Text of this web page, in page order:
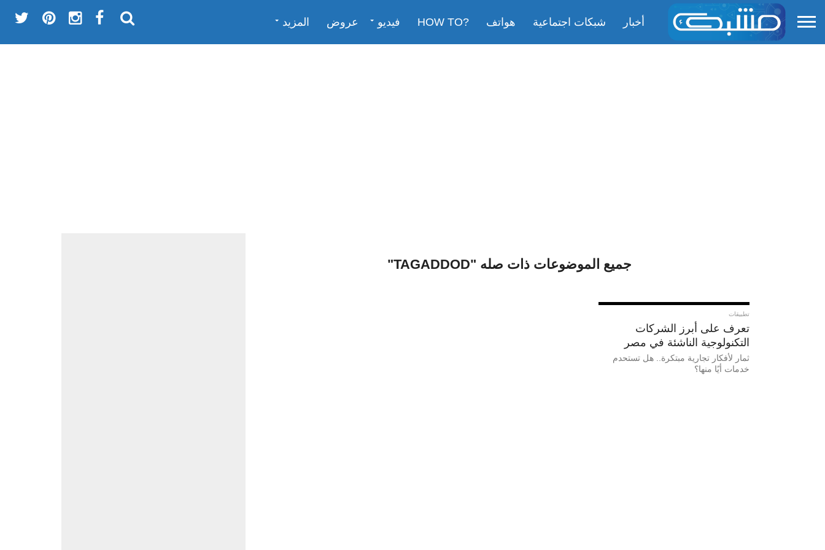
أخبار شبكات اجتماعية هواتف ?HOW TO فيديو عروض المزيد
جميع الموضوعات ذات صله "TAGADDOD"
تطبيقات
تعرف على أبرز الشركات
التكنولوجية الناشئة في مصر
ثمار لأفكار تجارية مبتكرة.. هل تستحدم
خدمات أيًا منها؟